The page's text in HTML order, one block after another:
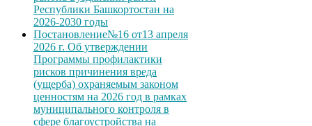
Республики Башкортостан на
2026-2030 годы
Постановление№16 от13 апреля
2026 г. Об утверждении
Программы профилактики
рисков причинения вреда
(ущерба) охраняемым законом
ценностям на 2026 год в рамках
муниципального контроля в
сфере благоустройства на